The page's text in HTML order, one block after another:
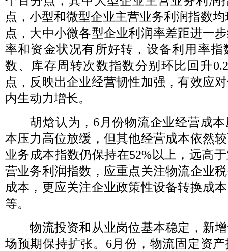
点，小型和微型企业主营业务利润指数
点，大中小微各型企业利润率差距进一
率和资金状况有所好转，设备利用率指
数、库存周转次数指数分别环比回升
点，反映出企业经营韧性加强，有效应
内生动力增长。
胡焓认为，6月份物流企业经营成本
本压力高位放缓，但其他经营成本依然
业务成本指数仍保持在52%以上，远高
营业务利润指数，应重点关注物流企业
成本，更应关注企业政策性设备转换成
等。
物流投资和从业岗位基本稳定，新增
场预期保持扩张。6月份，物流固定资